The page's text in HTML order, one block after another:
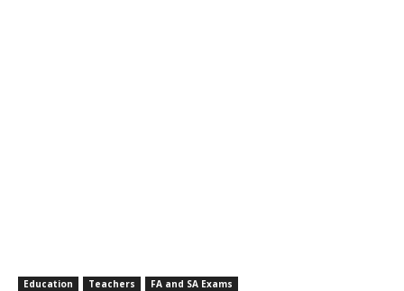
Education Teachers
FA and SA Exams